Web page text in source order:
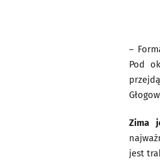
–
Pod
Zima
jest